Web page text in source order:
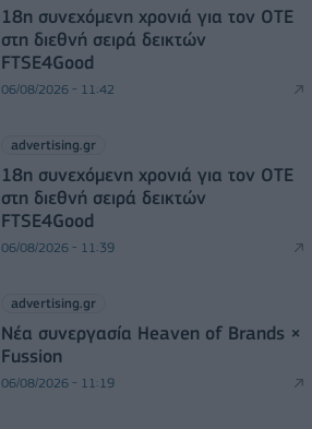
18η συνεχόμενη χρονιά για τον ΟΤΕ
στη διεθνή σειρά δεικτών
FTSE4Good
06/08/2026 - 11:42
advertising.gr
18η συνεχόμενη χρονιά για τον ΟΤΕ
στη διεθνή σειρά δεικτών
FTSE4Good
06/08/2026 - 11:39
advertising.gr
Νέα συνεργασία Heaven of Brands ×
Fussion
06/08/2026 - 11:19